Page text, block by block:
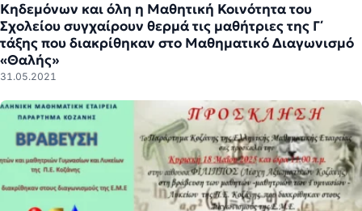
Κηδεμόνων και όλη η Μαθητική Κοινότητα του
Σχολείου συγχαίρουν θερμά τις μαθήτριες της Γ΄
τάξης που διακρίθηκαν στο Μαθηματικό Διαγωνισμό
«Θαλής»
31.05.2021